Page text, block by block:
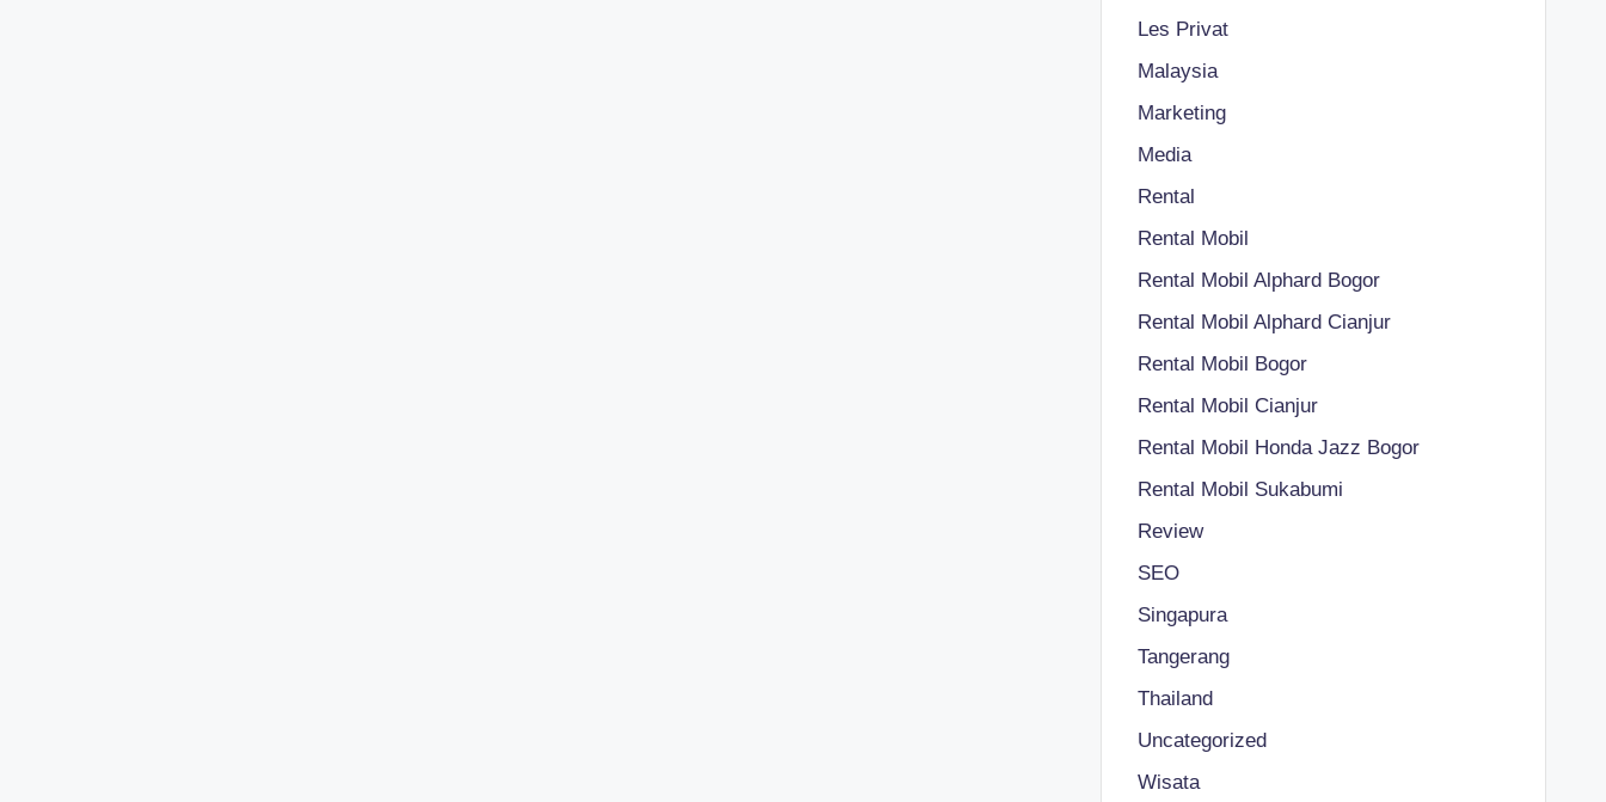
Les Privat
Malaysia
Marketing
Media
Rental
Rental Mobil
Rental Mobil Alphard Bogor
Rental Mobil Alphard Cianjur
Rental Mobil Bogor
Rental Mobil Cianjur
Rental Mobil Honda Jazz Bogor
Rental Mobil Sukabumi
Review
SEO
Singapura
Tangerang
Thailand
Uncategorized
Wisata